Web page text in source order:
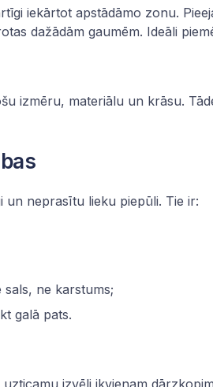
iekārtot apstādāmo zonu.
dažādām gaumēm. Ideāli
izmēru, materiālu un krāsu.
un neprasītu lieku piepūli. Tie ir:
sals, ne karstums;
galā pats.
izvēli ikvienam